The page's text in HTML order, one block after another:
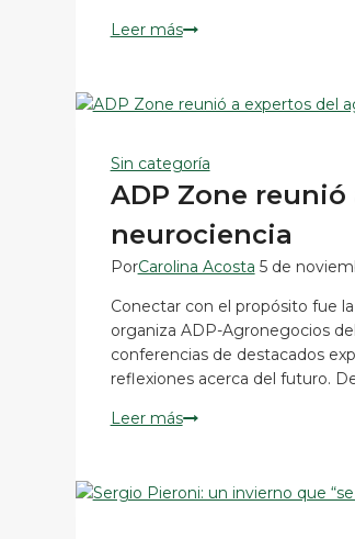
Leer másEl
en
aportó
charlas
expertos
que
a
estar
atentos
a
la
Sin categoría
ADP Zone
neurociencia
PorCarolina Acosta 5 de
Conectar con el propósito fue
organiza ADP-Agronegocios
conferencias de destacados
reflexiones acerca del futuro.
Leer másADP
a